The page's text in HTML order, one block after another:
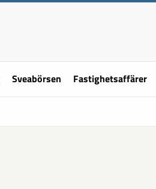
Sveabörsen Fastighetsaffärer